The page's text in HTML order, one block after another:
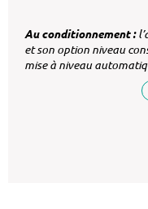
Au conditionnement :
et son option niveau
mise à niveau